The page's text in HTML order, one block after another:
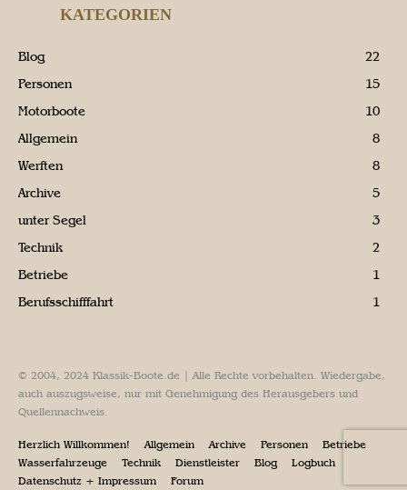
KATEGORIEN
Blog
22
Personen
15
Motorboote
10
Allgemein
8
Werften
8
Archive
5
unter Segel
3
Technik
2
Betriebe
1
Berufsschifffahrt
1
© 2004, 2024 Klassik-Boote.de | Alle Rechte vorbehalten. Wiedergabe,
auch auszugsweise, nur mit Genehmigung des Herausgebers und
Quellennachweis.
Herzlich Willkommen! Allgemein Archive Personen
Betriebe
Wasserfahrzeuge
Technik Dienstleister Blog
Logbuch
Datenschutz + Impressum
Forum